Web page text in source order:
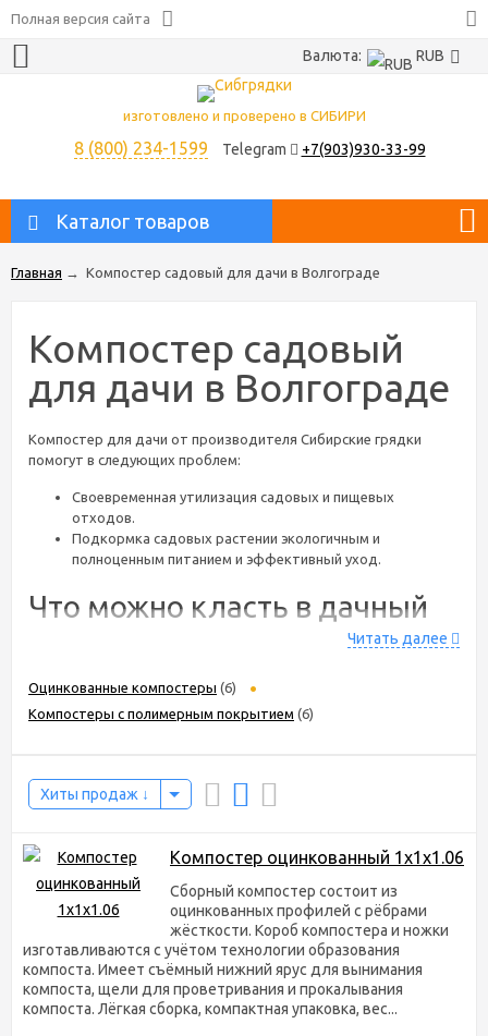
Полная версия сайта
Валюта: RUB
изготовлено и проверено в СИБИРИ
8 (800) 234-1599 Telegram +7(903)930-33-99
Каталог товаров
Главная → Компостер садовый для дачи в Волгограде
Компостер садовый
для дачи в Волгограде
Компостер для дачи от производителя Сибирские грядки
помогут в следующих проблем:
Своевременная утилизация садовых и пищевых
отходов.
Подкормка садовых растении экологичным и
полноценным питанием и эффективный уход.
Что можно класть в дачный
Скошенная трава;
Изделия из бумаги;
как над
органикой
«поработают» микроорганизмы, черви и грибы, образуется
садовый компост, который является хорошим удобрением,
содержащим необходимые микроэлементы. Компост
разрыхляет почву, при этом сберегая влагу при этом улучшая
структуру почвы.
Дачники часто мастерят на своих дачах и участках
Читать далее
Оцинкованные компостеры (6)
Компостеры с полимерным покрытием (6)
Хиты продаж
Компостер оцинкованный 1х1х1.06
Сборный компостер состоит из
оцинкованных профилей с рёбрами
жёсткости. Короб компостера и ножки
изготавливаются с учётом технологии образования
компоста. Имеет съёмный нижний ярус для вынимания
компоста, щели для проветривания и прокалывания
компоста. Лёгкая сборка, компактная упаковка, вес...